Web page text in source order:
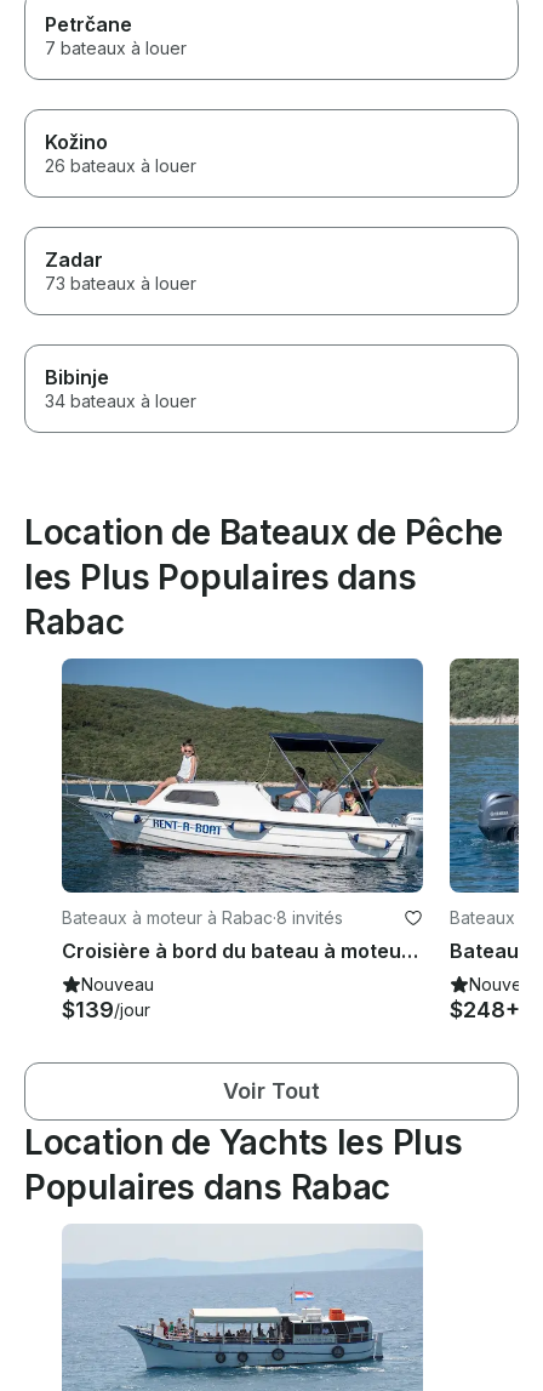
Petrčane
7 bateaux à louer
Kožino
26 bateaux à louer
Zadar
73 bateaux à louer
Bibinje
34 bateaux à louer
Location de Bateaux de Pêche
les Plus Populaires dans
Rabac
Bateaux à moteur à Rabac·8 invités
Croisière à bord du bateau à moteur Dalmatinka de 20 pieds en Croatie
Nouveau
$139/jour
Bateaux à
Nouveau
$248+
Voir Tout
Location de Yachts les Plus
Populaires dans Rabac